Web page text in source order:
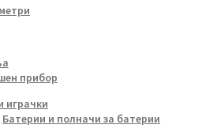
прибор
играчки
Батерии и полначи за батерии